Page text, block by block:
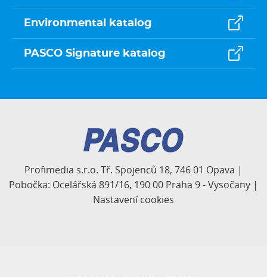
Environmental katalog
PASCO Signature katalog
Profimedia s.r.o. Tř. Spojenců 18, 746 01 Opava |
Pobočka: Ocelářská 891/16, 190 00 Praha 9 - Vysočany |
Nastavení cookies